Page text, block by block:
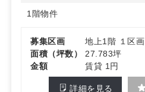
1階物件
募集区画
地上1階 １区画
面積（坪数）
27.783坪
金額
賃貸 1円
詳細を見る